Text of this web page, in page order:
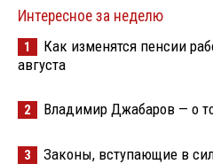
Интересное за неделю
1
Как изменятся пенсии
августа
2 Владимир Джабаров — о
3 Законы, вступающие в